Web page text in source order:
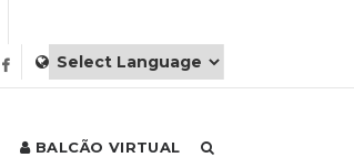
BALCÃO VIRTUAL